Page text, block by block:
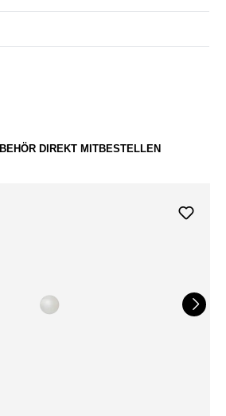
DIREKT MITBESTELLEN